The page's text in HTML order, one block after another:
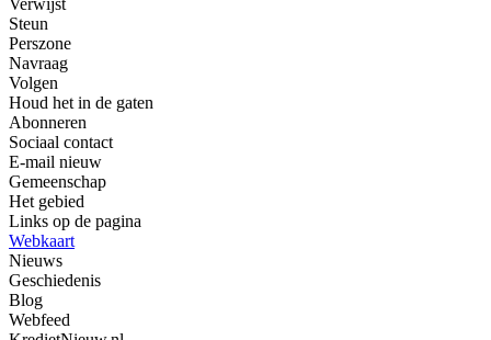
Verwijst
Steun
Perszone
Navraag
Volgen
Houd het in de gaten
Abonneren
Sociaal contact
E-mail nieuw
Gemeenschap
Het gebied
Links op de pagina
Webkaart
Nieuws
Geschiedenis
Blog
Webfeed